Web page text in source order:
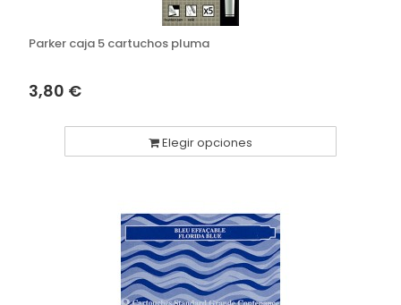
Parker caja 5 cartuchos pluma
3,80 €
Elegir opciones